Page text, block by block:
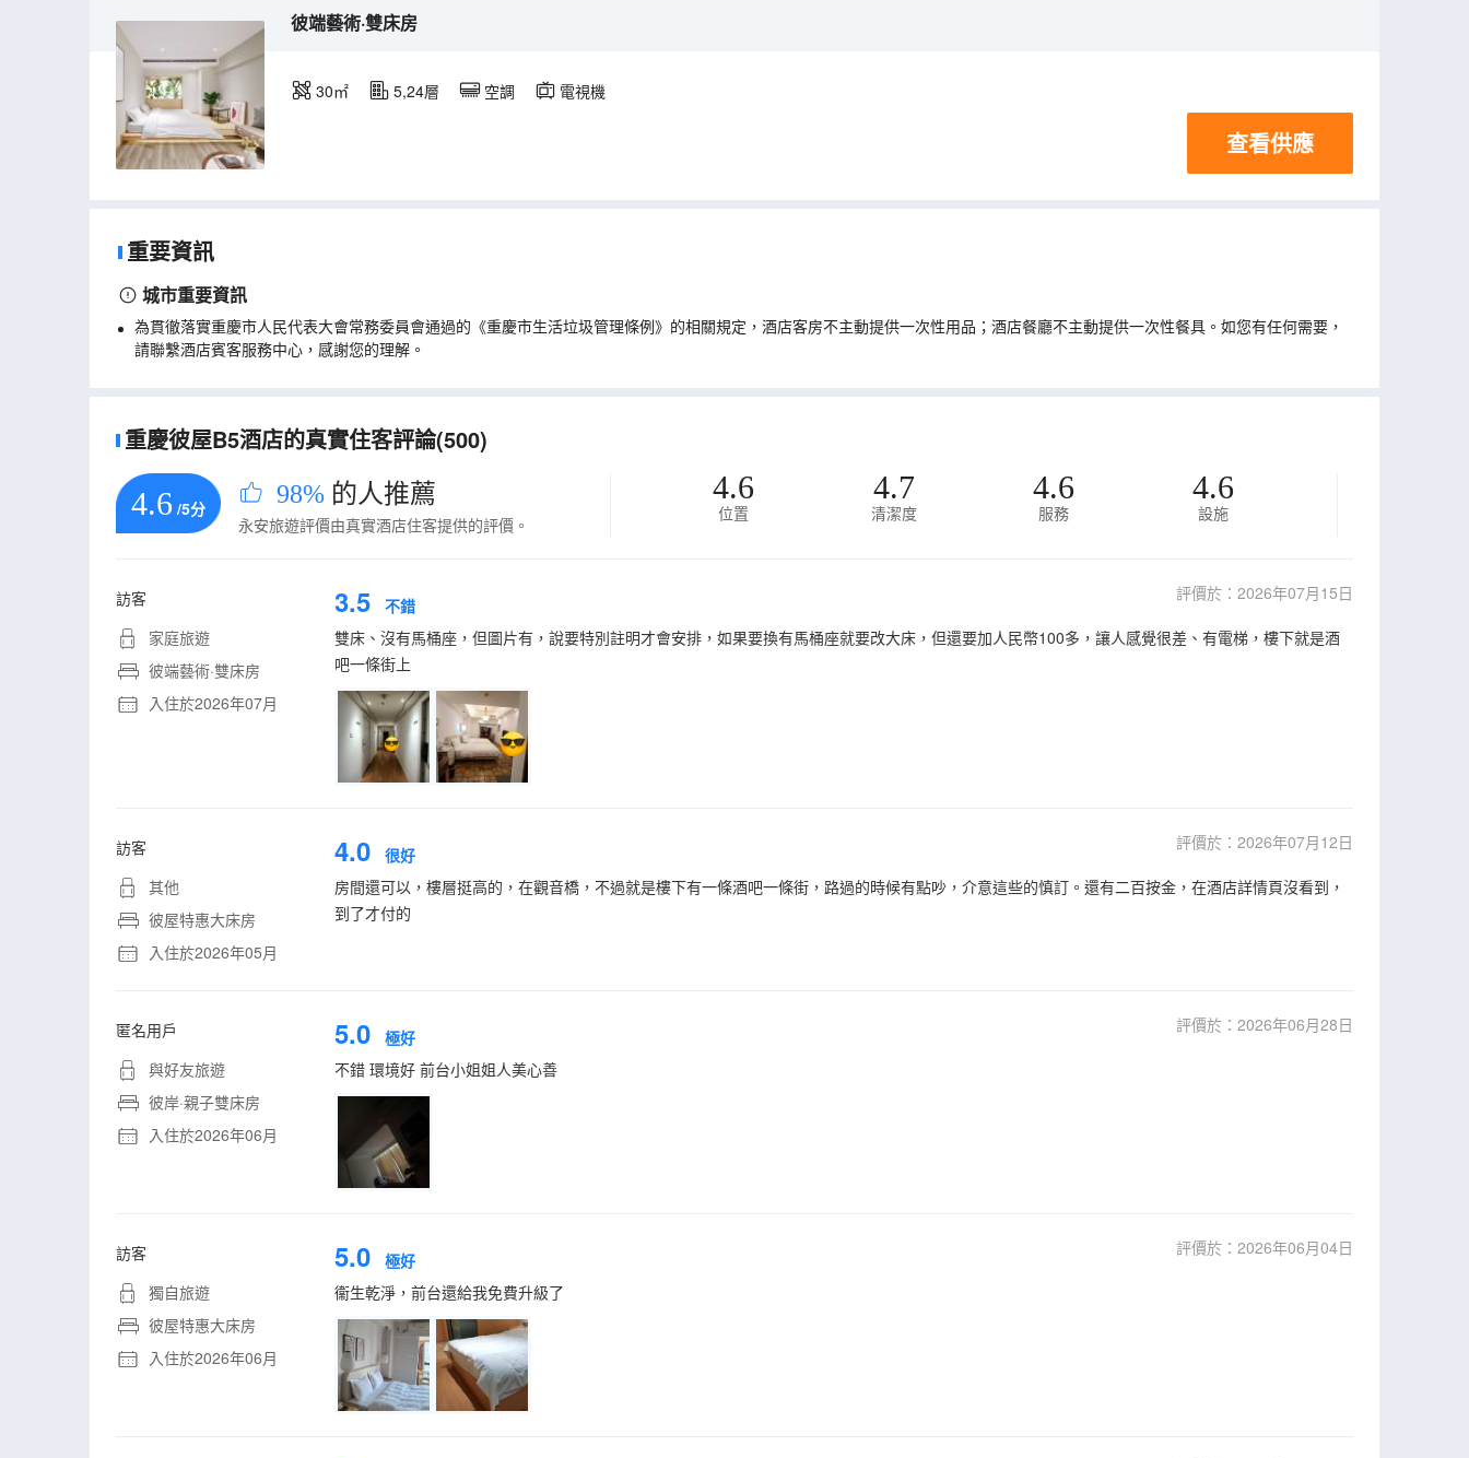
彼端藝術·雙床房
30㎡ 5,24層 空調 電視機
查看供應
重要資訊
城市重要資訊
為貫徹落實重慶市人民代表大會常務委員會通過的《重慶市生活垃圾管理條例》的相關規定，酒店客房不主動提供一次性用品；酒店餐廳不主動提供一次性餐具。如您有任何需要，
請聯繫酒店賓客服務中心，感謝您的理解。
重慶彼屋B5酒店的真實住客評論(500)
4.6 /5分 98% 的人推薦
永安旅遊評價由真實酒店住客提供的評價。
4.6
位置
4.7
清潔度
4.6
服務
4.6
設施
訪客
家庭旅遊
彼端藝術·雙床房
入住於2026年07月
3.5 不錯
評價於：2026年07月15日
雙床、沒有馬桶座，但圖片有，說要特別註明才會安排，如果要換有馬桶座就要改大床，但還要加人民幣100多，讓人感覺很差、有電梯，樓下就是酒
吧一條街上
訪客
其他
彼屋特惠大床房
入住於2026年05月
4.0 很好
評價於：2026年07月12日
房間還可以，樓層挺高的，在觀音橋，不過就是樓下有一條酒吧一條街，路過的時候有點吵，介意這些的慎訂。還有二百按金，在酒店詳情頁沒看到，
到了才付的
匿名用戶
與好友旅遊
彼岸·親子雙床房
入住於2026年06月
5.0 極好
評價於：2026年06月28日
不錯 環境好 前台小姐姐人美心善
訪客
獨自旅遊
彼屋特惠大床房
入住於2026年06月
5.0 極好
評價於：2026年06月04日
衞生乾淨，前台還給我免費升級了